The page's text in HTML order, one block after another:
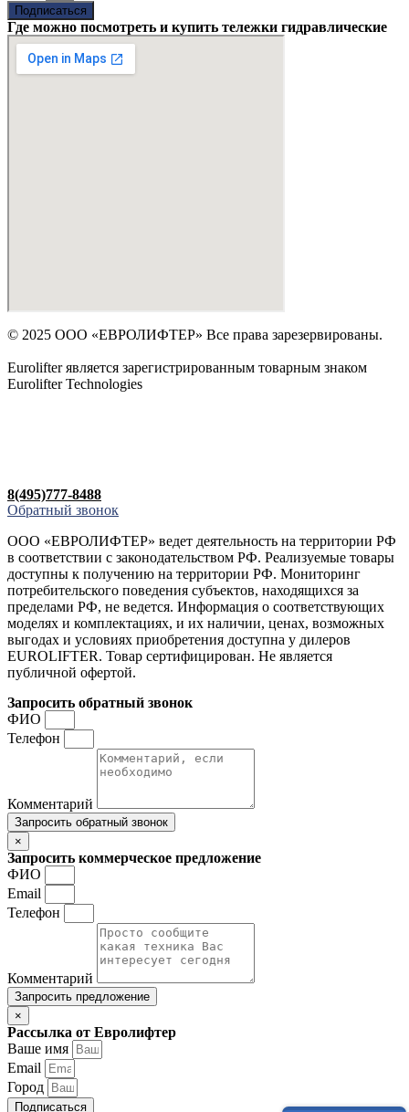
Подписаться
Где можно посмотреть и купить тележки гидравлические
© 2025 ООО «ЕВРОЛИФТЕР» Все права зарезервированы.
Eurolifter является зарегистрированным товарным знаком
Eurolifter Technologies
8(495)777-8488
Обратный звонок
ООО «ЕВРОЛИФТЕР» ведет деятельность на территории РФ
в соответствии с законодательством РФ. Реализуемые товары
доступны к получению на территории РФ. Мониторинг
потребительского поведения субъектов, находящихся за
пределами РФ, не ведется. Информация о соответствующих
моделях и комплектациях, и их наличии, ценах, возможных
выгодах и условиях приобретения доступна у дилеров
EUROLIFTER. Товар сертифицирован. Не является
публичной офертой.
Запросить обратный звонок
ФИО
Телефон
Комментарий
Запросить обратный звонок
×
Запросить коммерческое предложение
ФИО
Email
Телефон
Комментарий
Запросить предложение
×
Рассылка от Евролифтер
Ваше имя
Email
Город
Подписаться